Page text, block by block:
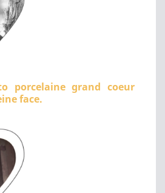
porcelaine grand coeur
face.